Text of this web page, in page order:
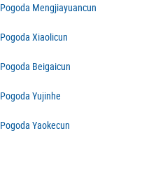
Pogoda Mengjiayuancun
Pogoda Xiaolicun
Pogoda Beigaicun
Pogoda Yujinhe
Pogoda Yaokecun